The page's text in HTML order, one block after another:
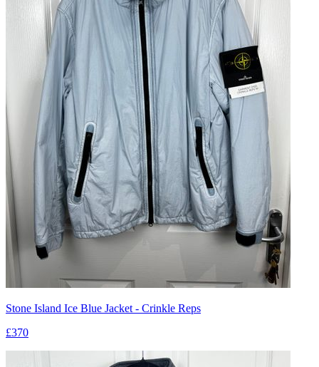
Stone Island Ice Blue Jacket - Crinkle Reps
£370